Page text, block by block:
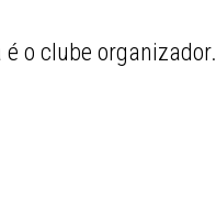
o clube organizador.